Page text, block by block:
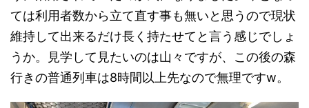
ては利用者数から立て直す事も無いと思うので現状
維持して出来るだけ長く持たせてと言う感じでしょ
うか。見学して見たいのは山々ですが、この後の森
行きの普通列車は8時間以上先なので無理ですw。